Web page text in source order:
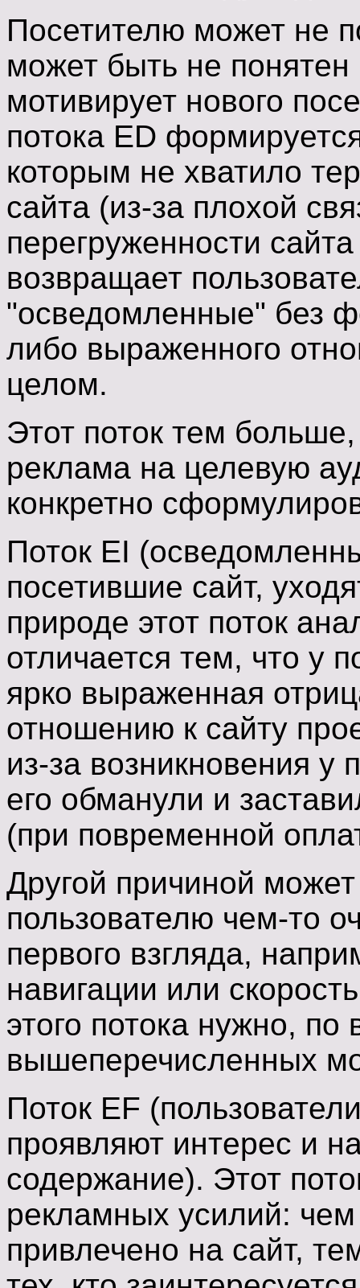
Посетителю может не
может быть не
мотивирует нового
потока ED
которым не хватило
сайта (из-за плохой
перегруженности
возвращает
"осведомленные" без
либо выраженного
целом.
Этот поток тем
реклама на целевую
конкретно
Поток EI
посетившие сайт,
природе этот поток
отличается тем, что у
ярко выраженная
отношению к сайту
из-за возникновения у
его обманули и
(при повременной
Другой причиной
пользователю чем-то
первого взгляда,
навигации или
этого потока нужно, по
вышеперечисленных
Поток EF
проявляют интерес и
содержание). Этот
рекламных усилий:
привлечено на сайт,